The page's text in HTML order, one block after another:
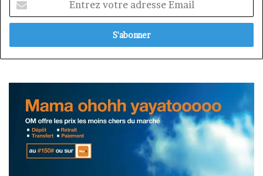
votre
adresse